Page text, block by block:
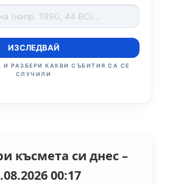
ИЗСЛЕДВАЙ
РАЗБЕРИ КАКВИ СЪБИТИЯ СА СЕ
СЛУЧИЛИ
късмета си днес –
00:17